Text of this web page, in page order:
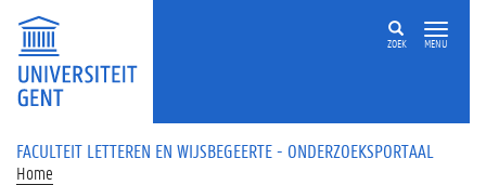
Overslaan en naar de inhoud gaan
ZOEK MENU
FACULTEIT LETTEREN EN WIJSBEGEERTE - ONDERZOEKSPORTAAL
Home